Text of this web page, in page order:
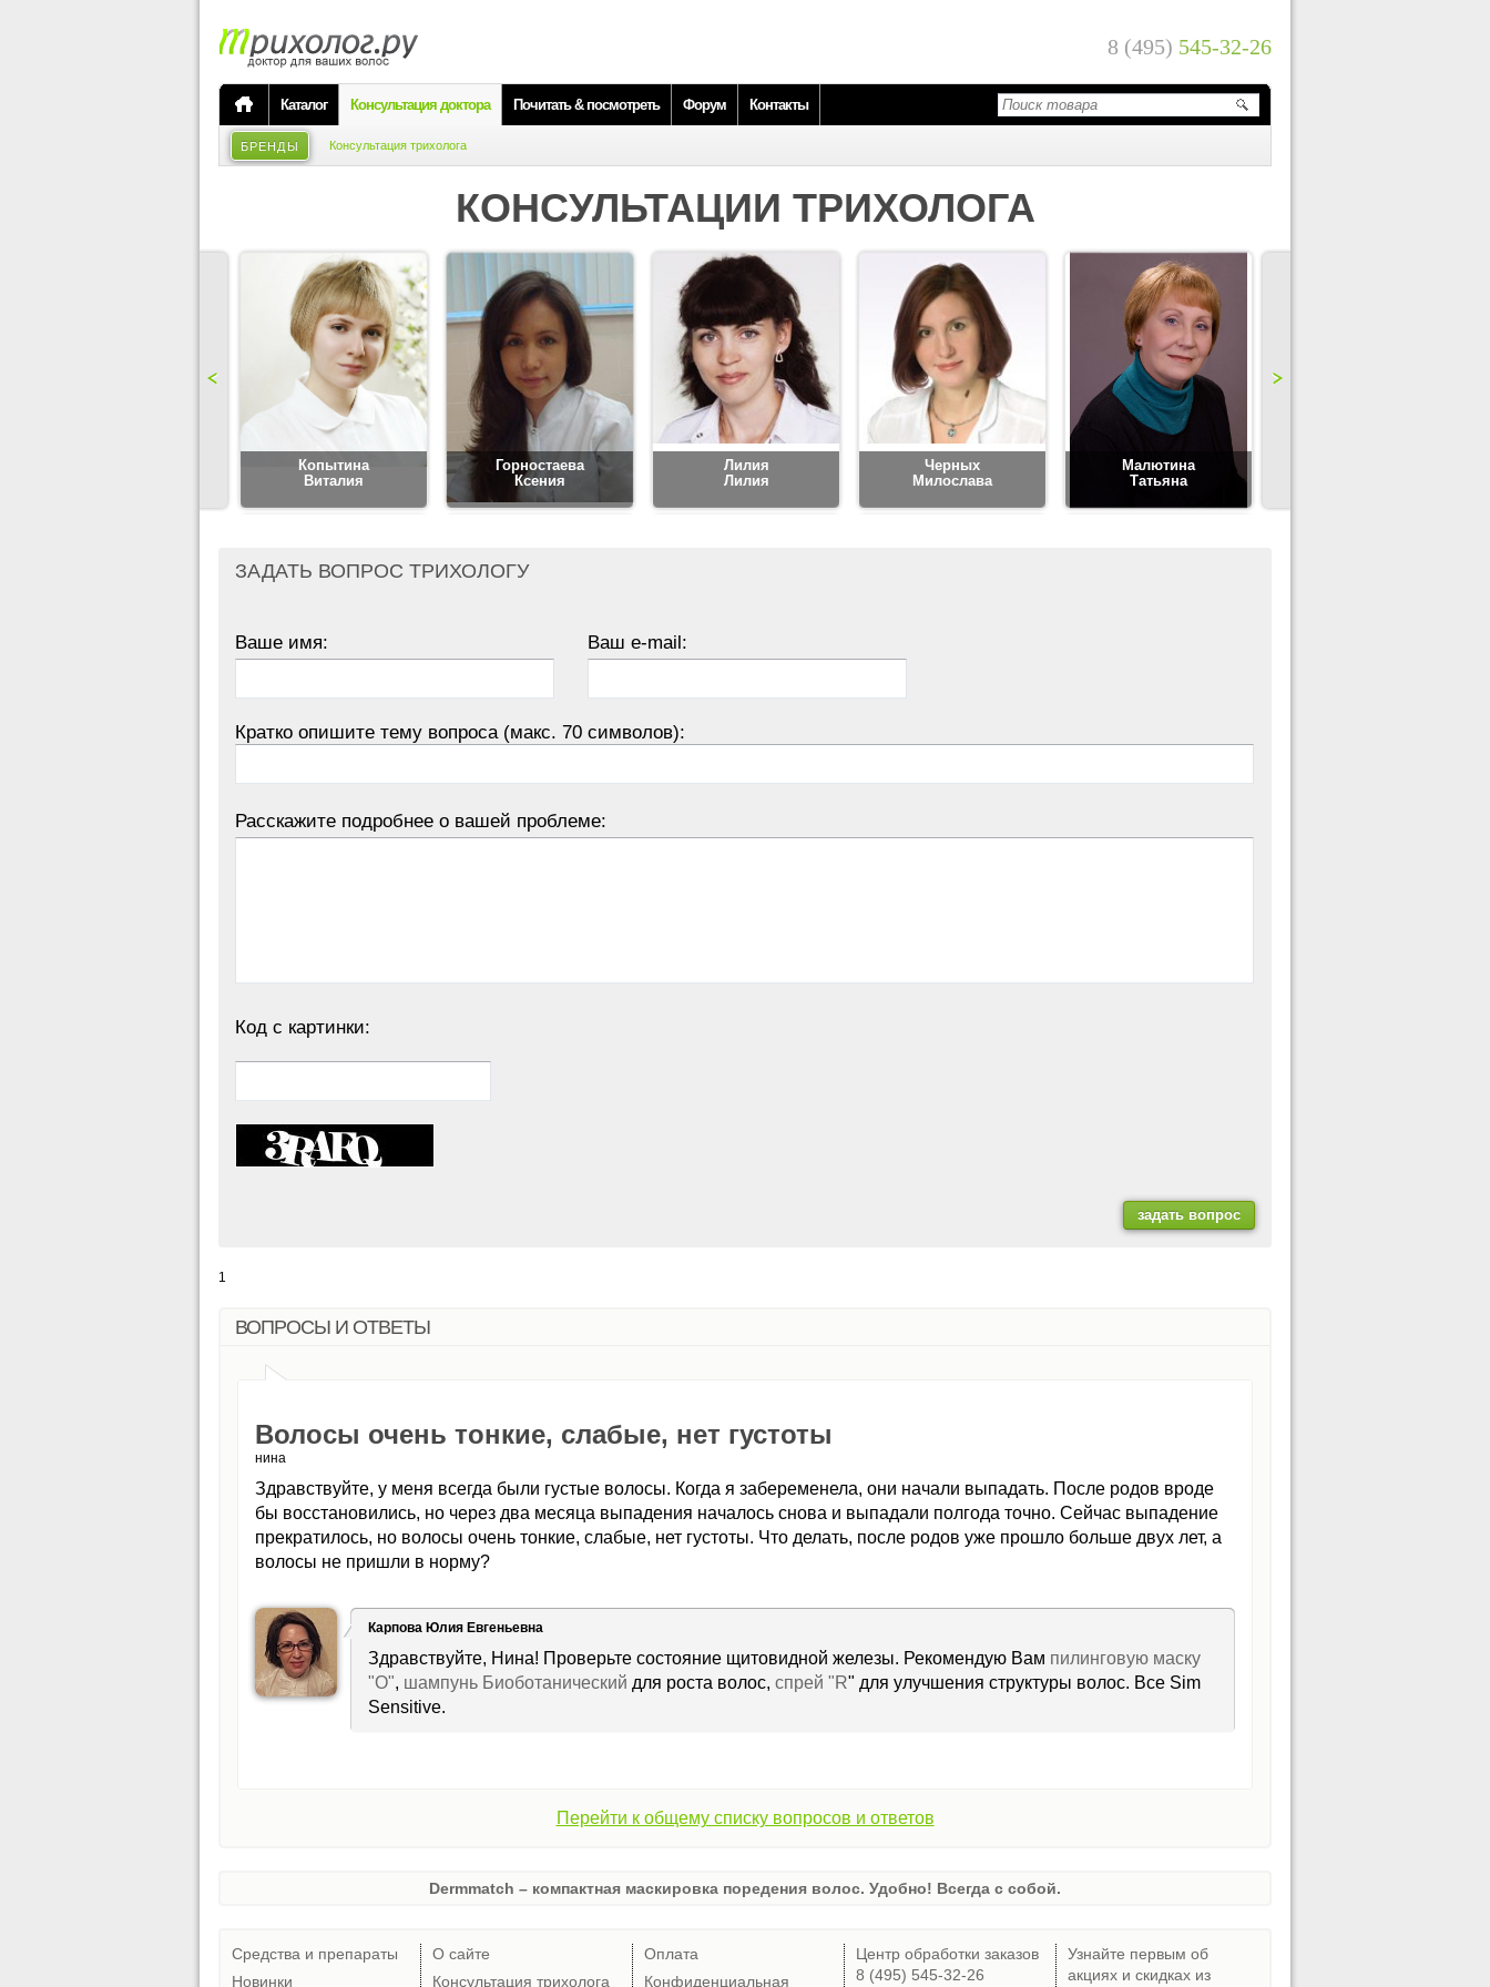
8 (495) 545-32-26
Каталог Консультация доктора Почитать & посмотреть Форум Контакты
БРЕНДЫ Консультация трихолога
КОНСУЛЬТАЦИИ ТРИХОЛОГА
Копытина
Виталия
Горностаева
Ксения
Лилия
Лилия
Черных
Милослава
Малютина
Татьяна
ЗАДАТЬ ВОПРОС ТРИХОЛОГУ
Ваше имя: Ваш e-mail:
Кратко опишите тему вопроса (макс. 70 символов):
Расскажите подробнее о вашей проблеме:
Код с картинки:
1
ВОПРОСЫ И ОТВЕТЫ
Волосы очень тонкие, слабые, нет густоты
нина
Здравствуйте, у меня всегда были густые волосы. Когда я забеременела, они начали выпадать. После родов вроде
бы восстановились, но через два месяца выпадения началось снова и выпадали полгода точно. Сейчас выпадение
прекратилось, но волосы очень тонкие, слабые, нет густоты. Что делать, после родов уже прошло больше двух лет, а
волосы не пришли в норму?
Карпова Юлия Евгеньевна
Здравствуйте, Нина! Проверьте состояние щитовидной железы. Рекомендую Вам пилинговую маску
"О", шампунь Биоботанический для роста волос, спрей "R" для улучшения структуры волос. Все Sim
Sensitive.
Перейти к общему списку вопросов и ответов
Dermmatch – компактная маскировка поредения волос. Удобно! Всегда с собой.
Средства и препараты
Новинки
О сайте
Консультация трихолога
Оплата
Конфиденциальная
Центр обработки заказов
8 (495) 545-32-26
Узнайте первым об
акциях и скидках из